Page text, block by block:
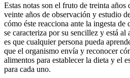
Estas notas son el fruto de treinta años
veinte años de observación y estudio
cómo éste reacciona ante la ingesta
se caracteriza por su sencillez y está
es que cualquierpersona pueda
que el organismo envía y reconocer
alimentos para establecer la dieta y el
para cada uno.